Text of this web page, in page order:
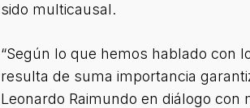
sido multicausal.
“Según lo que hemos hablado con
resulta de suma importancia
Leonardo Raimundo en diálogo con